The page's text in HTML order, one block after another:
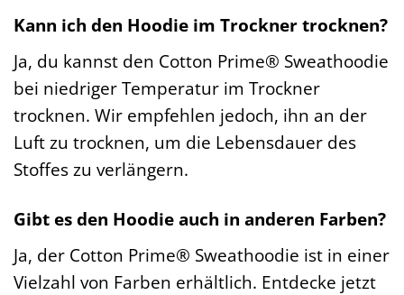
Kann ich den Hoodie im Trockner trocknen?
Ja, du kannst den Cotton Prime® Sweathoodie
bei niedriger Temperatur im Trockner
trocknen. Wir empfehlen jedoch, ihn an der
Luft zu trocknen, um die Lebensdauer des
Stoffes zu verlängern.
Gibt es den Hoodie auch in anderen Farben?
Ja, der Cotton Prime® Sweathoodie ist in einer
Vielzahl von Farben erhältlich. Entdecke jetzt